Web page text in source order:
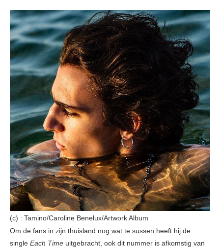
(c) : Tamino/Caroline Benelux/Artwork Album
Om de fans in zijn thuisland nog wat te sussen heeft hij de
single Each Time uitgebracht, ook dit nummer is afkomstig van